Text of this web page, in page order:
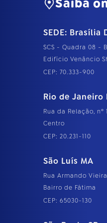
Saiba
SEDE: Brasília
SCS - Quadra 08 -
Edifício Venâncio
CEP: 70.333-900
Rio de Janeiro
Rua da Relação, nº
Centro
CEP: 20.231-110
São Luís MA
Rua Armando
Bairro de Fátima
CEP: 65030-130